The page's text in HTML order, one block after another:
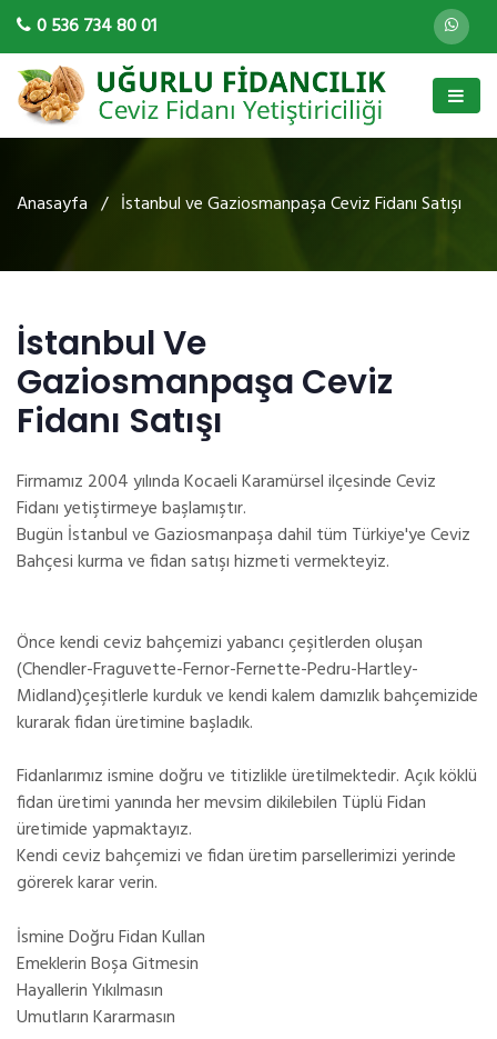
0 536 734 80 01
Anasayfa / İstanbul ve Gaziosmanpaşa Ceviz Fidanı Satışı
İstanbul Ve
Gaziosmanpaşa Ceviz
Fidanı Satışı
Firmamız 2004 yılında Kocaeli Karamürsel ilçesinde Ceviz
Fidanı yetiştirmeye başlamıştır.
Bugün İstanbul ve Gaziosmanpaşa dahil tüm Türkiye'ye Ceviz
Bahçesi kurma ve fidan satışı hizmeti vermekteyiz.
Önce kendi ceviz bahçemizi yabancı çeşitlerden oluşan
(Chendler-Fraguvette-Fernor-Fernette-Pedru-Hartley-
Midland)çeşitlerle kurduk ve kendi kalem damızlık bahçemizide
kurarak fidan üretimine başladık.
Fidanlarımız ismine doğru ve titizlikle üretilmektedir. Açık köklü
fidan üretimi yanında her mevsim dikilebilen Tüplü Fidan
üretimide yapmaktayız.
Kendi ceviz bahçemizi ve fidan üretim parsellerimizi yerinde
görerek karar verin.
İsmine Doğru Fidan Kullan
Emeklerin Boşa Gitmesin
Hayallerin Yıkılmasın
Umutların Kararmasın